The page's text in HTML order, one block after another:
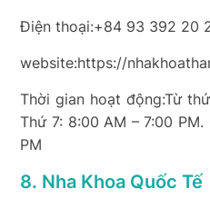
Điện thoại:+84 93 392 20
website:https://
Thời gian hoạt động:Từ
Thứ 7: 8:00 AM – 7:00
PM
8. Nha Khoa Quốc Tế